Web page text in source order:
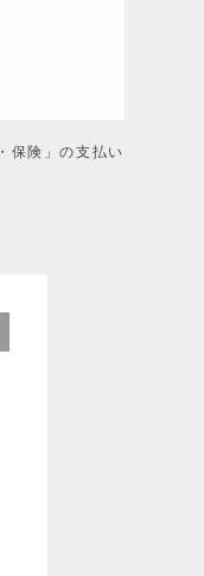
保険」の支払い